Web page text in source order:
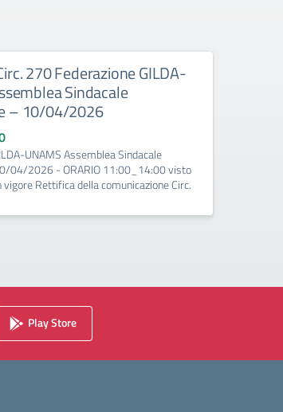
270 Federazione GILDA-
Sindacale
– 10/04/2026
UNAMS Assemblea Sindacale
04/2026 - ORARIO 11:00_14:00 visto
vigore Rettifica della comunicazione Circ.
Play Store